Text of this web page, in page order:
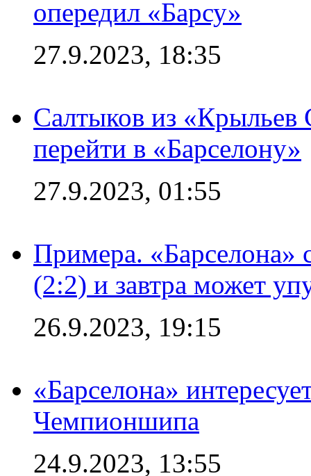
опередил «Барсу»
27.9.2023, 18:35
Салтыков из «Крыльев
перейти в «Барселону»
27.9.2023, 01:55
Примера. «Барселона»
(2:2) и завтра может
26.9.2023, 19:15
«Барселона»
Чемпионшипа
24.9.2023, 13:55